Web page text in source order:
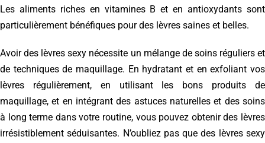
Les aliments riches en vitamines B et en antioxydants sont
particulièrement bénéfiques pour des lèvres saines et belles.
Avoir des lèvres sexy nécessite un mélange de soins réguliers et
de techniques de maquillage. En hydratant et en exfoliant vos
lèvres régulièrement, en utilisant les bons produits de
maquillage, et en intégrant des astuces naturelles et des soins
à long terme dans votre routine, vous pouvez obtenir des lèvres
irrésistiblement séduisantes. N’oubliez pas que des lèvres sexy